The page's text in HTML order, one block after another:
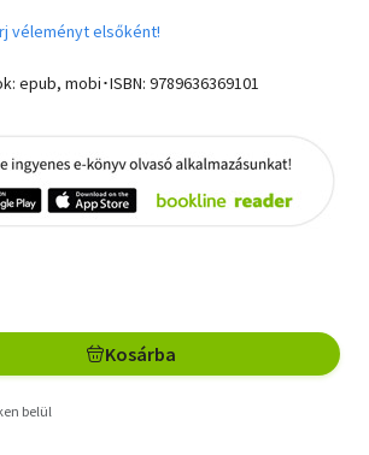
véleményt elsőként!
epub, mobi･ISBN: 9789636369101
Kosárba
belül